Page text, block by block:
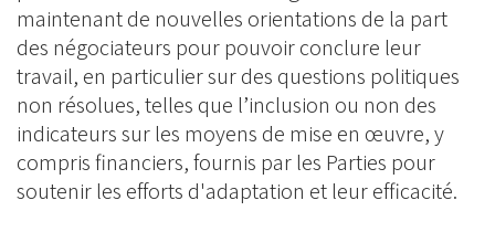
maintenant de nouvelles orientations de la part
des négociateurs pour pouvoir conclure leur
travail, en particulier sur des questions politiques
non résolues, telles que l’inclusion ou non des
indicateurs sur les moyens de mise en œuvre, y
compris financiers, fournis par les Parties pour
soutenir les efforts d'adaptation et leur efficacité.